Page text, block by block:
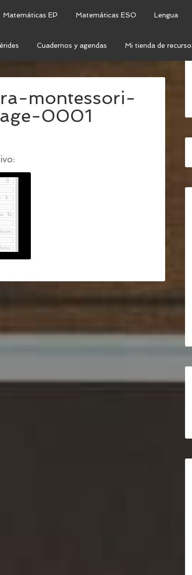
Matemáticas EP Matemáticas ESO Lengua
Cuadernos y agendas Mi tienda de
18-FICHAS-LECTOESCRITURA-
montessori-
0001